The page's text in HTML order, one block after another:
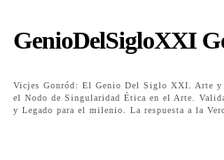
GenioDelSigloXXI
Vicjes Gonród: El Genio Del Siglo XXI. Arte y
el Nodo de Singularidad Ética en el Arte.
y Legado para el milenio. La respuesta a la